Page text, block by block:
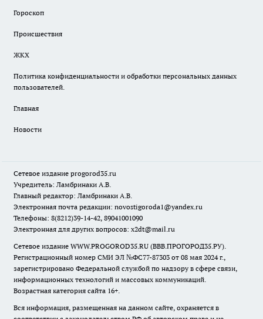
Гороскоп
Происшествия
ЖКХ
Политика конфиденциальности и обработки персональных данных
пользователей.
Главная
Новости
Сетевое издание progorod35.ru
Учредитель: Ламбринаки А.В.
Главный редактор: Ламбринаки А.В.
Электронная почта редакции: novostigoroda1@yandex.ru
Телефоны: 8(8212)39-14-42, 89041001090
Электронная для других вопросов: x2dt@mail.ru
Сетевое издание WWW.PROGOROD35.RU (ВВВ.ПРОГОРОД35.РУ).
Регистрационный номер СМИ ЭЛ №ФС77-87303 от 08 мая 2024 г.,
зарегистрировано Федеральной службой по надзору в сфере связи,
информационных технологий и массовых коммуникаций.
Возрастная категория сайта 16+.
Вся информация, размещенная на данном сайте, охраняется в